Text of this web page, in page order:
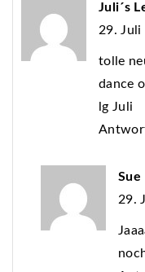
Juli´s
29.
tolle
dance
lg Juli
Sue
29.